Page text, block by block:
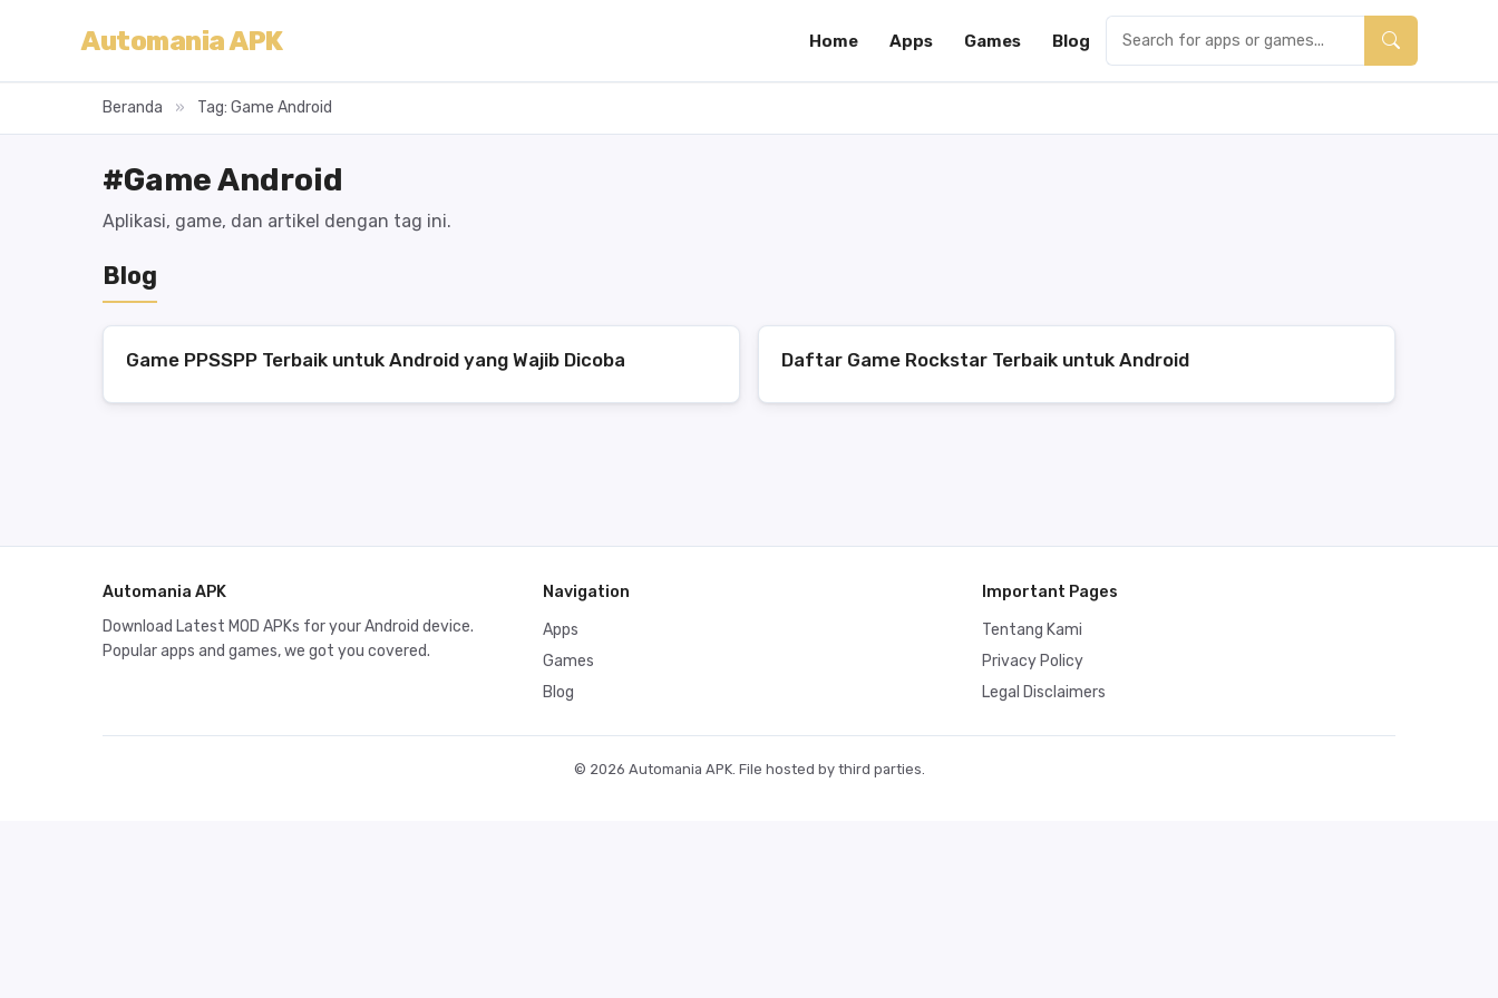
Automania APK Home Apps Games Blog
Beranda » Tag: Game Android
#Game Android
Aplikasi, game, dan artikel dengan tag ini.
Blog
Game PPSSPP Terbaik untuk Android yang Wajib Dicoba Daftar Game Rockstar Terbaik untuk Android
Automania APK
Download Latest MOD APKs for your Android device.
Popular apps and games, we got you covered.
Navigation
Apps
Games
Blog
Important Pages
Tentang Kami
Privacy Policy
Legal Disclaimers
© 2026 Automania APK. File hosted by third parties.